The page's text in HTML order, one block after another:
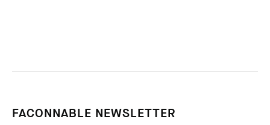
FACONNABLE NEWSLETTER